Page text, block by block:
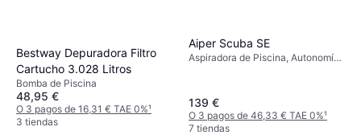
Bestway Depuradora Filtro
Cartucho 3.028 Litros
Bomba de Piscina
48,95 €
O 3 pagos de 16,31 € TAE 0%¹
3 tiendas
Aiper Scuba SE
Aspiradora de Piscina, Autonomía
139 €
O 3 pagos de 46,33 € TAE 0%¹
7 tiendas